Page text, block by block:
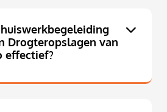
Drogteropslagen van
effectief?